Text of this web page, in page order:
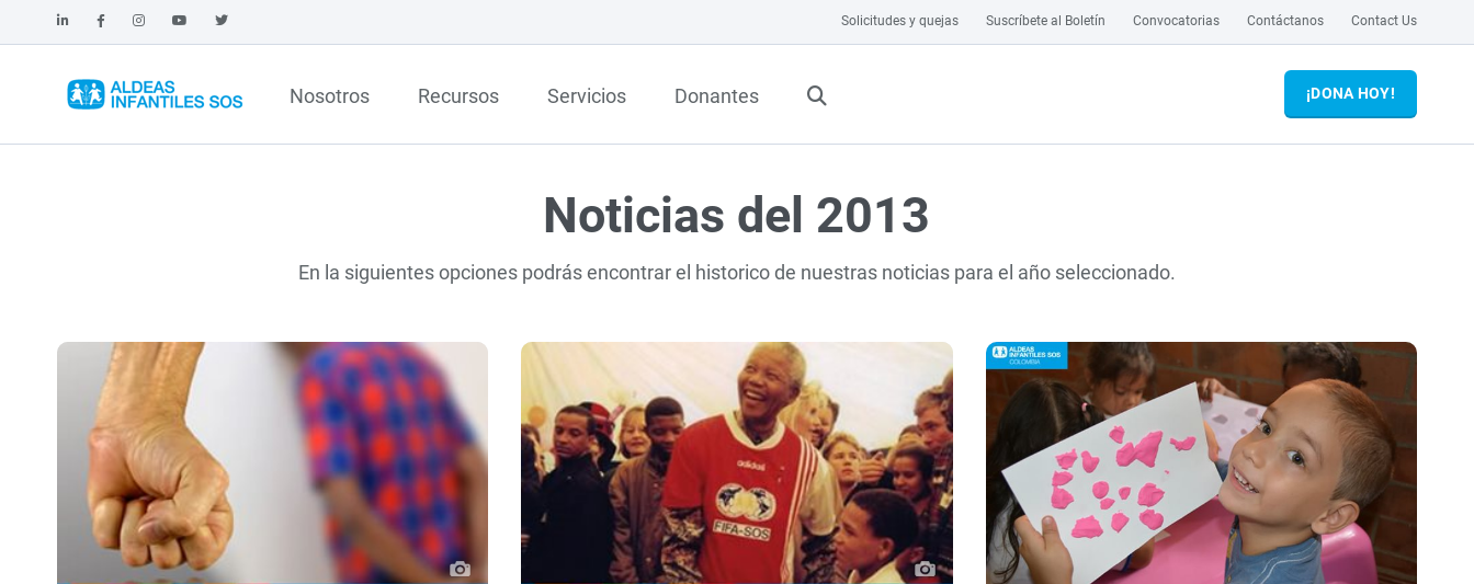
Solicitudes y quejas Suscríbete al Boletín Convocatorias Contáctanos Contact Us
Nosotros Recursos Servicios Donantes ¡DONA HOY!
Noticias del 2013
En la siguientes opciones podrás encontrar el historico de nuestras noticias para el año seleccionado.